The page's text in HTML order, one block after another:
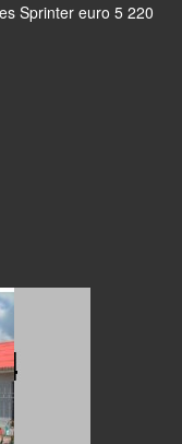
Sprinter euro 5 220